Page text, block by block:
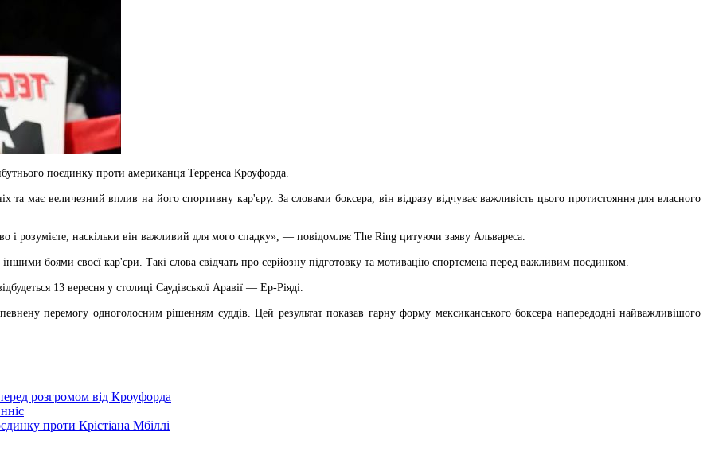
поєдинку проти американця Терренса Кроуфорда.
та має величезний вплив на його спортивну кар'єру. За словами боксера, він відразу відчуває важливість цього протистояння для власного
розумієте, наскільки він важливий для мого спадку», — повідомляє The Ring цитуючи заяву Альвареса.
боями своєї кар'єри. Такі слова свідчать про серйозну підготовку та мотивацію спортсмена перед важливим поєдинком.
13 вересня у столиці Саудівської Аравії — Ер-Ріяді.
перемогу одноголосним рішенням суддів. Цей результат показав гарну форму мексиканського боксера напередодні найважливішого
розгромом від Кроуфорда
проти Крістіана Мбіллі